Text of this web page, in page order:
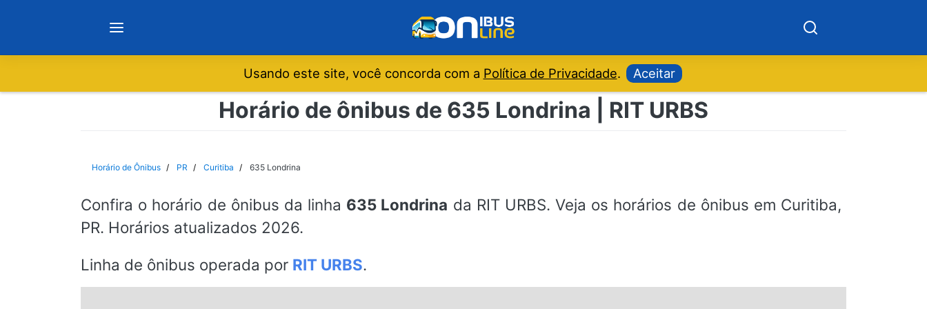
Notícias
São Paulo
Rio de Janeiro
Usando este site, você concorda com a Política de Privacidade. Aceitar
Horário de ônibus de 635 Londrina | RIT URBS
Horário de Ônibus PR Curitiba 635 Londrina
Confira o horário de ônibus da linha 635 Londrina da RIT URBS. Veja os horários de ônibus em Curitiba,
PR. Horários atualizados 2026.
Linha de ônibus operada por RIT URBS.